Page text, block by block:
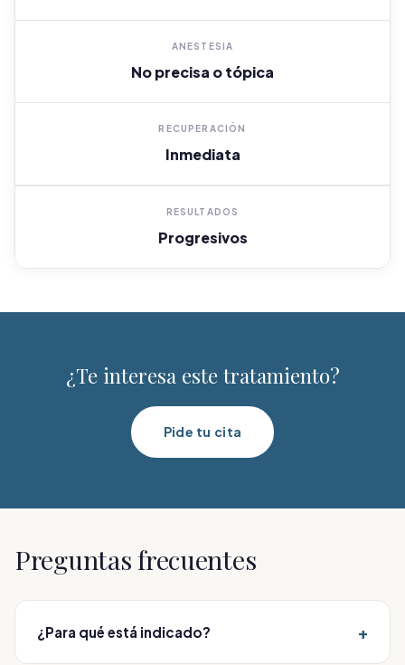
ANESTESIA
No precisa o tópica
RECUPERACIÓN
Inmediata
RESULTADOS
Progresivos
¿Te interesa este tratamiento?
Pide tu cita
Preguntas frecuentes
¿Para qué está indicado? +